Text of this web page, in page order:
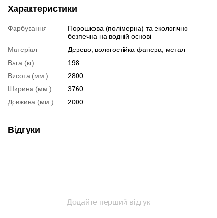
Характеристики
Фарбування
Порошкова (полімерна) та екологічно
безпечна на водній основі
Матеріал
Дерево, вологостійка фанера, метал
Вага (кг)
198
Висота (мм.)
2800
Ширина (мм.)
3760
Довжина (мм.)
2000
Відгуки
Додайте перший відгук